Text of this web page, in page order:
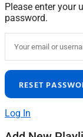
Please enter your
password.
Log In